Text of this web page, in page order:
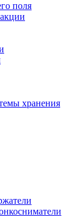
поля
хранения